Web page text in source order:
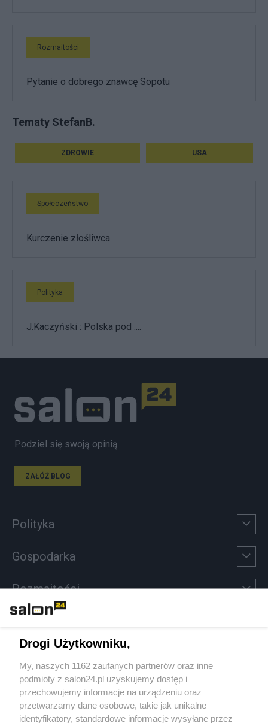
Rozmaitości
Pytanie o dobrego znawcę Sopotu
Tematy StefanB.
ZDROWIE USA
Społeczeństwo
Kurczenie złośliwca
Polityka
J.Kaczyński : Polska pod ....
Podziel się swoją opinią
ZAŁÓŻ BLOG
Polityka
Gospodarka
Rozmaitości
Sport
Społeczeństwo
Kultura
Drogi Użytkowniku,
My, naszych 1162 zaufanych partnerów oraz inne
podmioty z salon24.pl uzyskujemy dostęp i
przechowujemy informacje na urządzeniu oraz
przetwarzamy dane osobowe, takie jak unikalne
identyfikatory, standardowe informacje wysyłane przez